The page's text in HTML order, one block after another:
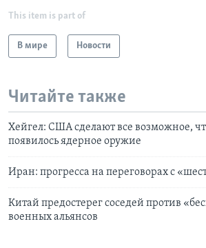
This item is part of
В мире Новости
Читайте также
Хейгел: США сделают все возможное,
появилось ядерное оружие
Иран: прогресса на переговорах с
Китай предостерег соседей против
военных альянсов